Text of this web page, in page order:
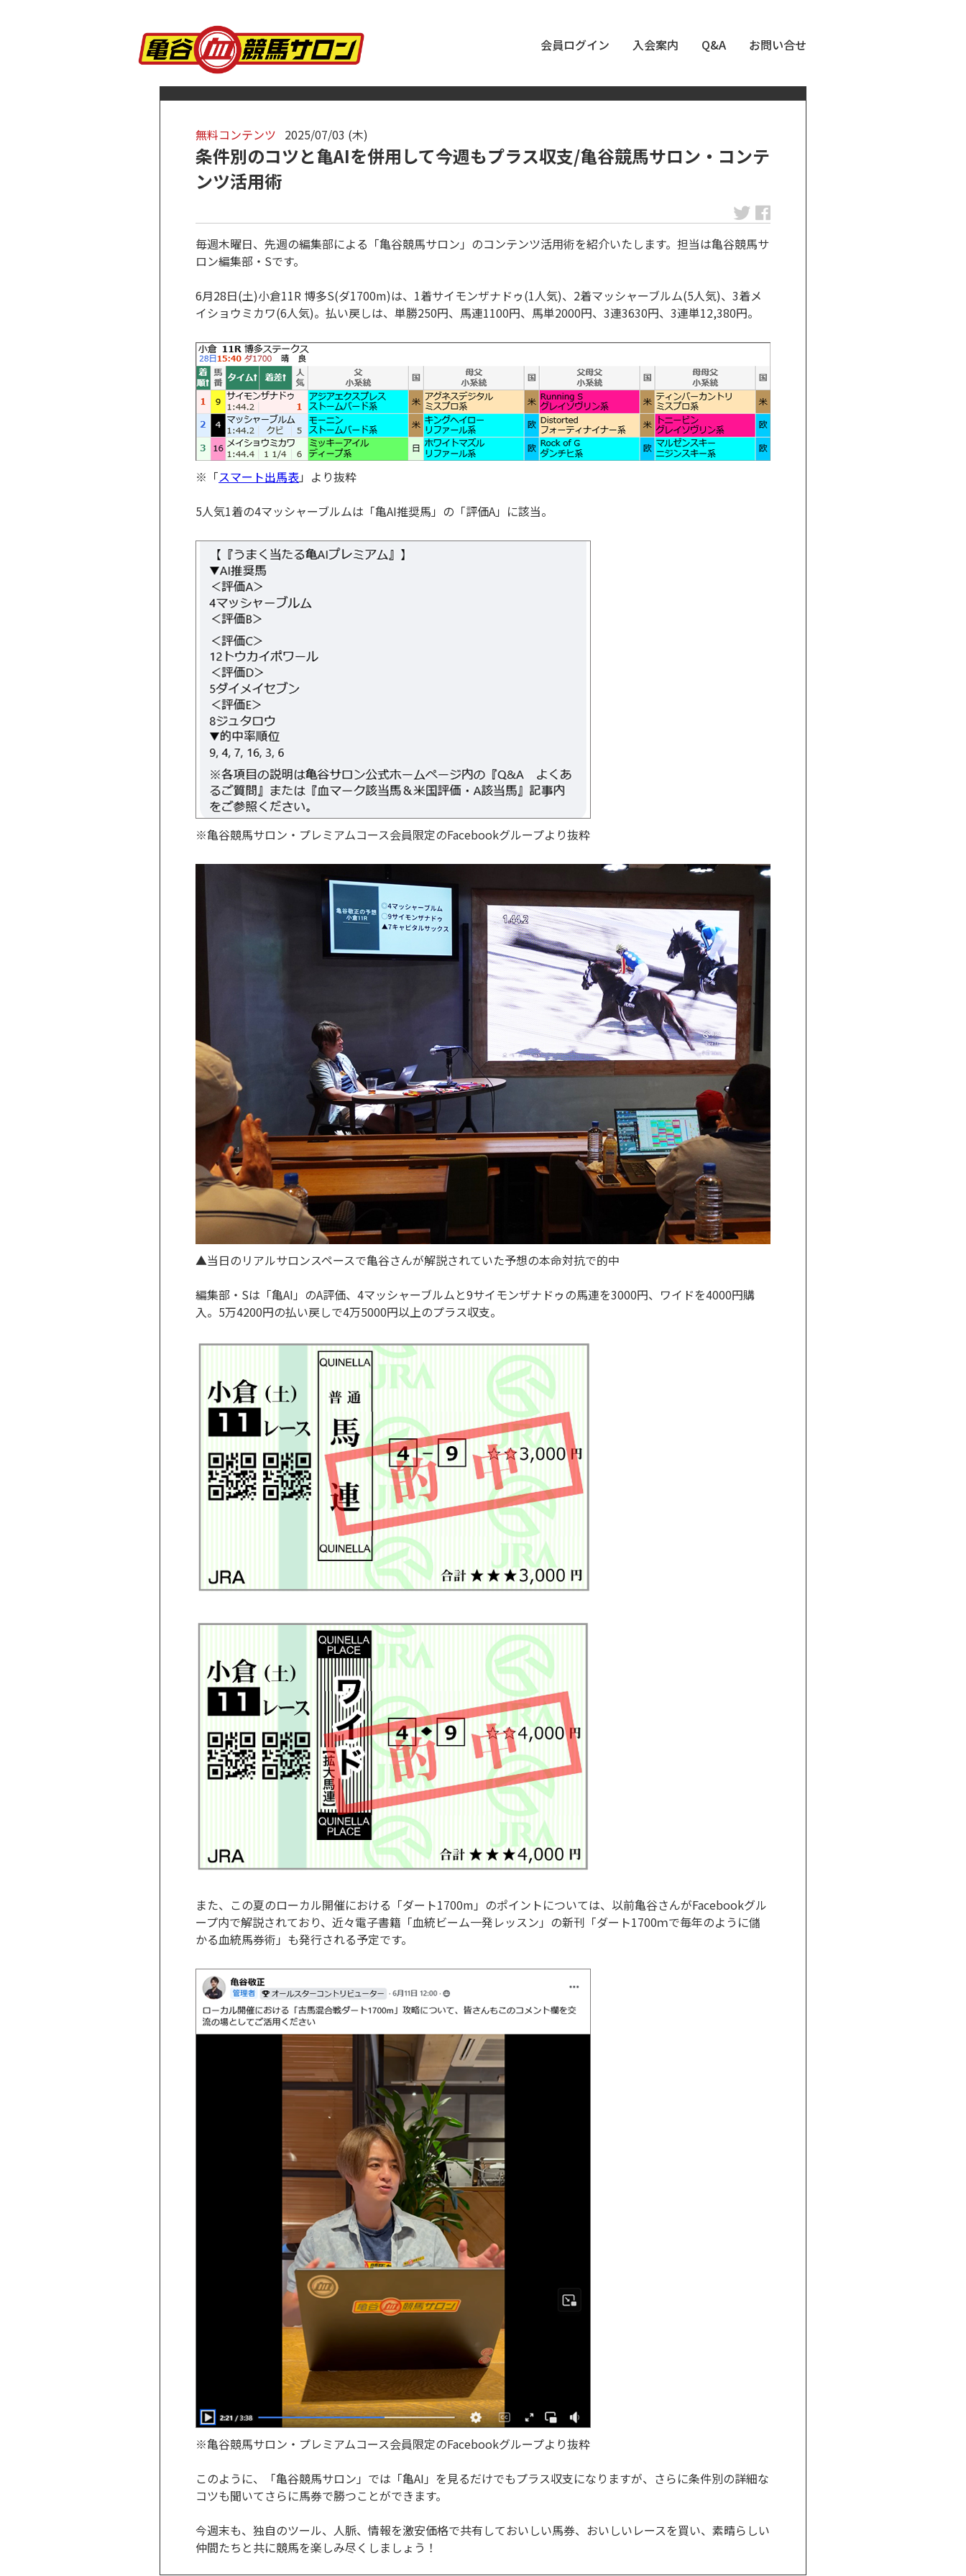
会員ログイン 入会案内 Q&A お問い合せ
無料コンテンツ 2025/07/03 (木)
条件別のコツと亀AIを併用して今週もプラス収支/亀谷競馬サロン・コンテ
ンツ活用術
毎週木曜日、先週の編集部による「亀谷競馬サロン」のコンテンツ活用術を紹介いたします。担当は亀谷競馬サ
ロン編集部・Sです。
6月28日(土)小倉11R 博多S(ダ1700m)は、1着サイモンザナドゥ(1人気)、2着マッシャーブルム(5人気)、3着メ
イショウミカワ(6人気)。払い戻しは、単勝250円、馬連1100円、馬単2000円、3連3630円、3連単12,380円。
※「スマート出馬表」より抜粋
5人気1着の4マッシャーブルムは「亀AI推奨馬」の「評価A」に該当。
※亀谷競馬サロン・プレミアムコース会員限定のFacebookグループより抜粋
▲当日のリアルサロンスペースで亀谷さんが解説されていた予想の本命対抗で的中
編集部・Sは「亀AI」のA評価、4マッシャーブルムと9サイモンザナドゥの馬連を3000円、ワイドを4000円購
入。5万4200円の払い戻しで4万5000円以上のプラス収支。
また、この夏のローカル開催における「ダート1700m」のポイントについては、以前亀谷さんがFacebookグル
ープ内で解説されており、近々電子書籍「血統ビーム一発レッスン」の新刊「ダート1700ｍで毎年のように儲
かる血統馬券術」も発行される予定です。
※亀谷競馬サロン・プレミアムコース会員限定のFacebookグループより抜粋
このように、「亀谷競馬サロン」では「亀AI」を見るだけでもプラス収支になりますが、さらに条件別の詳細な
コツも聞いてさらに馬券で勝つことができます。
今週末も、独自のツール、人脈、情報を激安価格で共有しておいしい馬券、おいしいレースを買い、素晴らしい
仲間たちと共に競馬を楽しみ尽くしましょう！